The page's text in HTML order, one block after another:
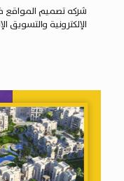
شركه تصميم المواقع
الإلكترونية والتسويق